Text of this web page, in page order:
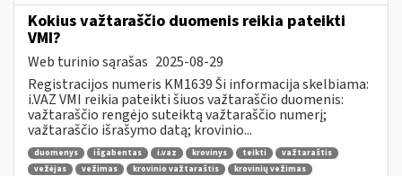
Kokius važtaraščio duomenis reikia pateikti
VMI?
Web turinio sąrašas 2025-08-29
Registracijos numeris KM1639 Ši informacija skelbiama:
i.VAZ VMI reikia pateikti šiuos važtaraščio duomenis:
važtaraščio rengėjo suteiktą važtaraščio numerį;
važtaraščio išrašymo datą; krovinio...
duomenys išgabentas i.vaz krovinys teikti
važtaraštis
vežėjas
vežimas krovinio važtaraštis
krovinių vežimas